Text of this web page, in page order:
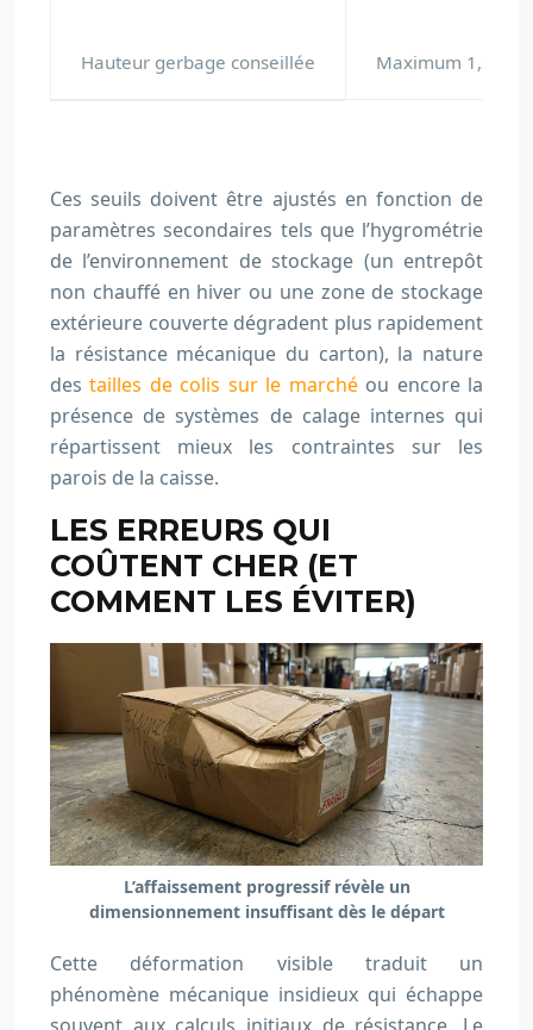
Hauteur gerbage conseillée Maximum 1,20 m
Ces seuils doivent être ajustés en fonction de
paramètres secondaires tels que l’hygrométrie
de l’environnement de stockage (un entrepôt
non chauffé en hiver ou une zone de stockage
extérieure couverte dégradent plus rapidement
la résistance mécanique du carton), la nature
destailles de colis sur le marchéou encore la
présence de systèmes de calage internes qui
répartissent mieux les contraintes sur les
parois de la caisse.
LES ERREURS QUI
COÛTENT CHER (ET
COMMENT LES ÉVITER)
L’affaissement progressif révèle un
dimensionnement insuffisant dès le départ
Cette déformation visible traduit un
phénomène mécanique insidieux qui échappe